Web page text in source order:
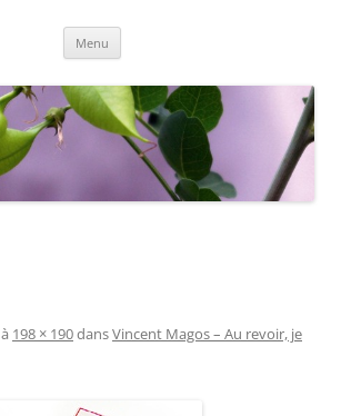
Menu
à 198 × 190dansVincent Magos – Au revoir, je